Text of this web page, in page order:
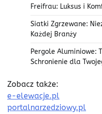
Freifrau: Luksus i
Siatki Zgrzewane:
Każdej Branży
Pergole Aluminiowe:
Schronienie dla
Zobacz także:
e-elewacje.pl
portalnarzedziowy.pl